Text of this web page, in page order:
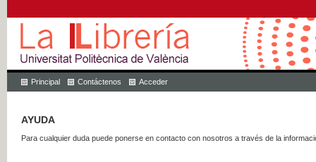
Principal Contáctenos Acceder
AYUDA
Para cualquier duda puede ponerse en contacto con nosotros a través de la